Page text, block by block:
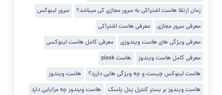
زمان ارتقا هاست اشتراکی به سرور مجازی کی میباشد؟
سرور لینوکس
معرفی سرور مجازی
معرفی هاست اشتراکی
معرفی ویژگی های هاست ویندوزی
معرفی کامل هاست لینوکسی
معرفی کامل هاست ویندوز
هاست plesk
هاست لینوکس چیست و چه ویژگی هایی داررد؟
هاست ویندوز
هاست ویندوز بر بستر کنترل پنل پلسک
هاست ویندوز چه مزایایی دارد